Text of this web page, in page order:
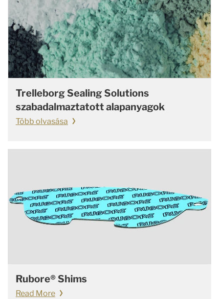
Trelleborg Sealing Solutions
szabadalmaztatott alapanyagok
Több olvasása
Rubore® Shims
Read More